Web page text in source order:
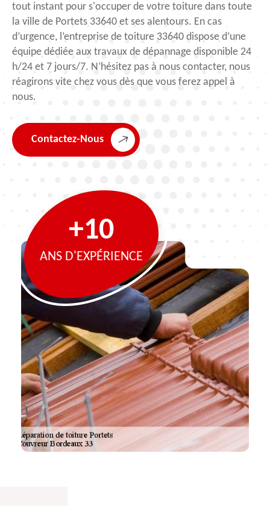
tout instant pour s'occuper de votre toiture dans toute
la ville de Portets 33640 et ses alentours. En cas
d’urgence, l’entreprise de toiture 33640 dispose d’une
équipe dédiée aux travaux de dépannage disponible 24
h/24 et 7 jours/7. N’hésitez pas à nous contacter, nous
réagirons vite chez vous dès que vous ferez appel à
nous.
Contactez-Nous
+10
ANS D'EXPÉRIENCE